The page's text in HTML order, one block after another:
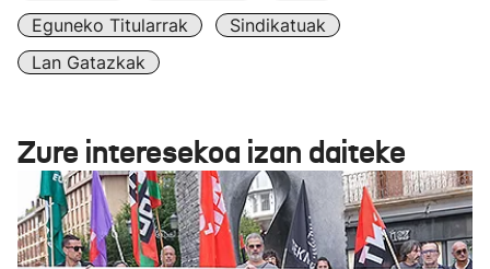
Eguneko Titularrak
Sindikatuak
Lan Gatazkak
Zure interesekoa izan daiteke